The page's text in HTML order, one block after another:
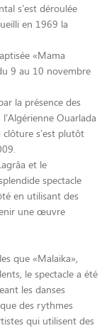
s’est déroulée
en 1969 la
«Mama
9 au 10 novembre
la présence des
Ouarlada
clôture s’est plutôt
et le
spectacle
en utilisant des
une œuvre
que «Malaika»,
le spectacle a été
les danses
des rythmes
qui utilisent des